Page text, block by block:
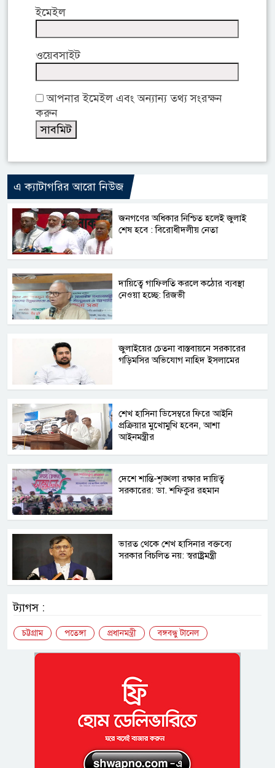
ইমেইল
ওয়েবসাইট
আপনার ইমেইল এবং অন্যান্য তথ্য সংরক্ষন
করুন
এ ক্যাটাগরির আরো নিউজ
জনগণের অধিকার নিশ্চিত হলেই জুলাই
শেষ হবে : বিরোধীদলীয় নেতা
দায়িত্বে গাফিলতি করলে কঠোর ব্যবস্থা
নেওয়া হচ্ছে: রিজভী
জুলাইয়ের চেতনা বাস্তবায়নে সরকারের
গড়িমসির অভিযোগ নাহিদ ইসলামের
শেখ হাসিনা ডিসেম্বরে ফিরে আইনি
প্রক্রিয়ার মুখোমুখি হবেন, আশা
আইনমন্ত্রীর
দেশে শান্তি-শৃঙ্খলা রক্ষার দায়িত্ব
সরকারের: ডা. শফিকুর রহমান
ভারত থেকে শেখ হাসিনার বক্তব্যে
সরকার বিচলিত নয়: স্বরাষ্ট্রমন্ত্রী
ট্যাগস :
চট্টগ্রাম পতেঙ্গা প্রধানমন্ত্রী বঙ্গবন্ধু টানেল